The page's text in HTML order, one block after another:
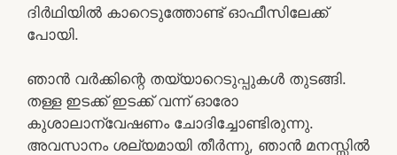
ദിർഥിയിൽ കാറെടുത്തോണ്ട് ഓഫീസിലേക്ക്
പോയി.
ഞാൻ വർക്കിന്റെ തയ്യാറെടുപ്പുകൾ തുടങ്ങി.
തള്ള ഇടക്ക് ഇടക്ക് വന്ന് ഓരോ
കുശാലാന്വേഷണം ചോദിച്ചോണ്ടിരുന്നു.
അവസാനം ശല്യമായി തീർന്നു, ഞാൻ മനസ്സിൽ